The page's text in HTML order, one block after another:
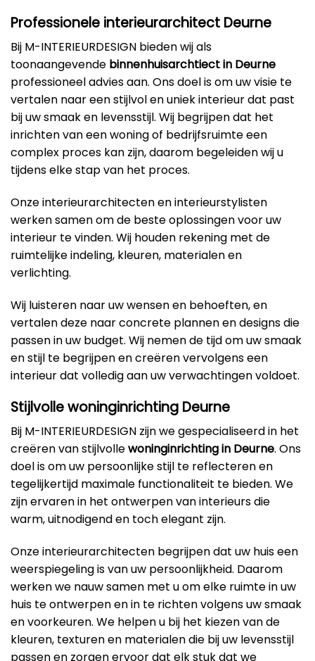
Professionele interieurarchitect Deurne
Bij M-INTERIEURDESIGN bieden wij als
toonaangevende binnenhuisarchtiect in Deurne
professioneel advies aan. Ons doel is om uw visie te
vertalen naar een stijlvol en uniek interieur dat past
bij uw smaak en levensstijl. Wij begrijpen dat het
inrichten van een woning of bedrijfsruimte een
complex proces kan zijn, daarom begeleiden wij u
tijdens elke stap van het proces.
Onze interieurarchitecten en interieurstylisten
werken samen om de beste oplossingen voor uw
interieur te vinden. Wij houden rekening met de
ruimtelijke indeling, kleuren, materialen en
verlichting.
Wij luisteren naar uw wensen en behoeften, en
vertalen deze naar concrete plannen en designs die
passen in uw budget. Wij nemen de tijd om uw smaak
en stijl te begrijpen en creëren vervolgens een
interieur dat volledig aan uw verwachtingen voldoet.
Stijlvolle woninginrichting Deurne
Bij M-INTERIEURDESIGN zijn we gespecialiseerd in het
creëren van stijlvollewoninginrichting in Deurne. Ons
doel is om uw persoonlijke stijl te reflecteren en
tegelijkertijd maximale functionaliteit te bieden. We
zijn ervaren in het ontwerpen van interieurs die
warm, uitnodigend en toch elegant zijn.
Onze interieurarchitecten begrijpen dat uw huis een
weerspiegeling is van uw persoonlijkheid. Daarom
werken we nauw samen met u om elke ruimte in uw
huis te ontwerpen en in te richten volgens uw smaak
en voorkeuren. We helpen u bij het kiezen van de
kleuren, texturen en materialen die bij uw levensstijl
passen en zorgen ervoor dat elk stuk dat we